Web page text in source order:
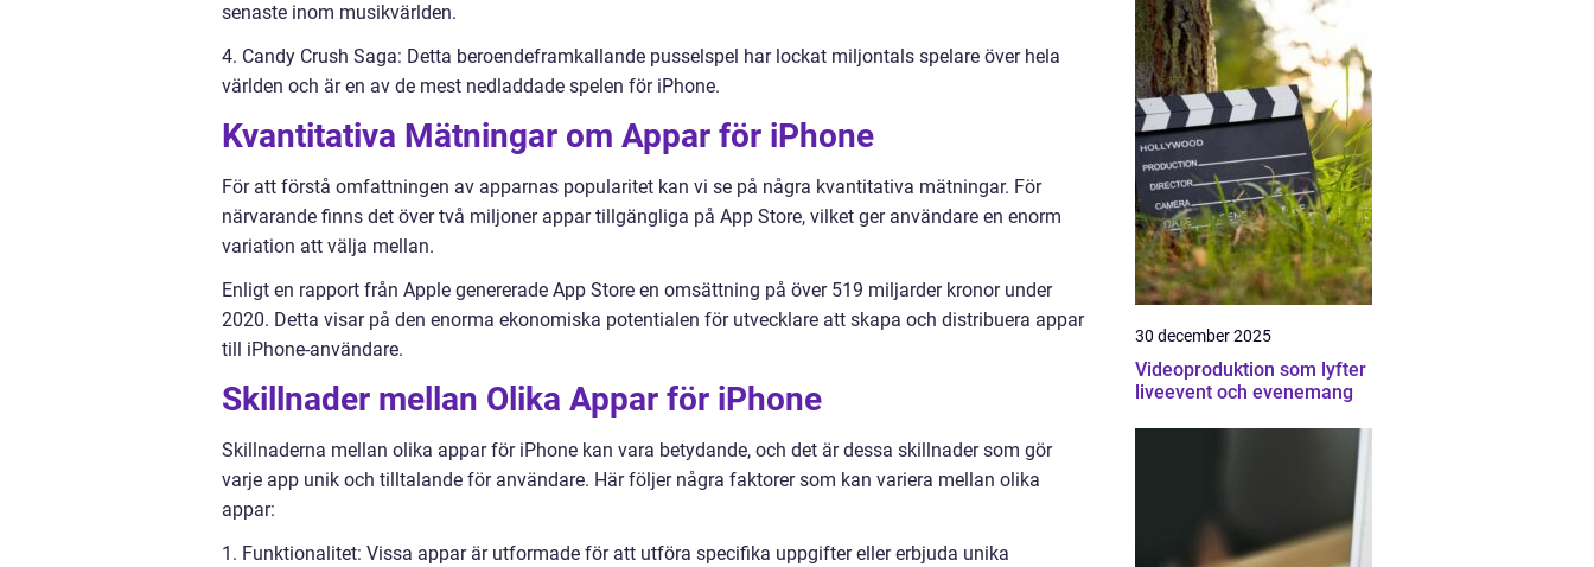
senaste inom musikvärlden.
4. Candy Crush Saga: Detta beroendeframkallande pusselspel har lockat miljontals spelare över hela
världen och är en av de mest nedladdade spelen för iPhone.
Kvantitativa Mätningar om Appar för iPhone
För att förstå omfattningen av apparnas popularitet kan vi se på några kvantitativa mätningar. För
närvarande finns det över två miljoner appar tillgängliga på App Store, vilket ger användare en enorm
variation att välja mellan.
Enligt en rapport från Apple genererade App Store en omsättning på över 519 miljarder kronor under
2020. Detta visar på den enorma ekonomiska potentialen för utvecklare att skapa och distribuera appar
till iPhone-användare.
Skillnader mellan Olika Appar för iPhone
Skillnaderna mellan olika appar för iPhone kan vara betydande, och det är dessa skillnader som gör
varje app unik och tilltalande för användare. Här följer några faktorer som kan variera mellan olika
appar:
1. Funktionalitet: Vissa appar är utformade för att utföra specifika uppgifter eller erbjuda unika
30 december 2025
Videoproduktion som lyfter
liveevent och evenemang